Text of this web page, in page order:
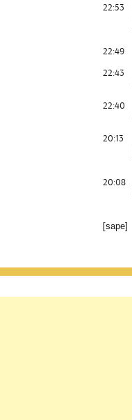
22:53
22:49
22:43
22:40
20:13
20:08
[sape]